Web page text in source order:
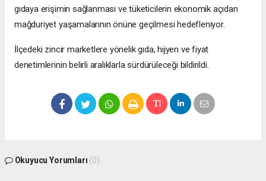
gıdaya erişimin sağlanması ve tüketicilerin ekonomik açıdan
mağduriyet yaşamalarının önüne geçilmesi hedefleniyor.
İlçedeki zincir marketlere yönelik gıda, hijyen ve fiyat
denetimlerinin belirli aralıklarla sürdürüleceği bildirildi.
Okuyucu Yorumları (0)